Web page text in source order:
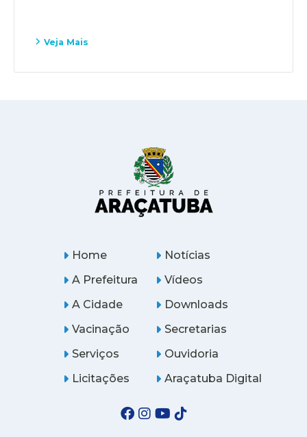
Veja Mais
Home
A Prefeitura
A Cidade
Notícias
Vídeos
Downloads
Vacinação
Serviços
Licitações
Secretarias
Ouvidoria
Araçatuba Digital